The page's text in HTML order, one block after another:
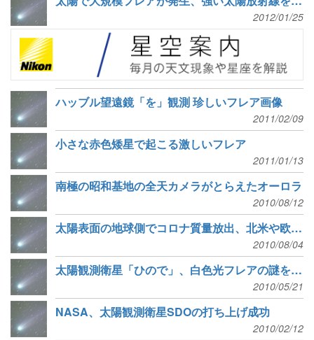
2012/01/25
ハッブル望遠鏡「を」観測 珍しいフレア画像
2011/02/09
小さな赤色矮星で起こる激しいフレア
2011/01/13
南極の昭和基地の全天カメラがとらえたオーロラ
2010/08/12
太陽表面の地球側でコロナ質量放出、北米や欧州などで低緯度オーロラが出現か
2010/08/04
太陽観測衛星「ひので」、白色光フレアの謎を解明
2010/05/21
NASA、太陽観測衛星SDOの打ち上げ成功
2010/02/12